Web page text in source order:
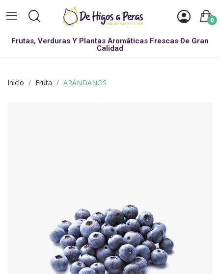
0
Frutas, Verduras Y Plantas Aromáticas Frescas De Gran
Calidad
Inicio Fruta ARÁNDANOS